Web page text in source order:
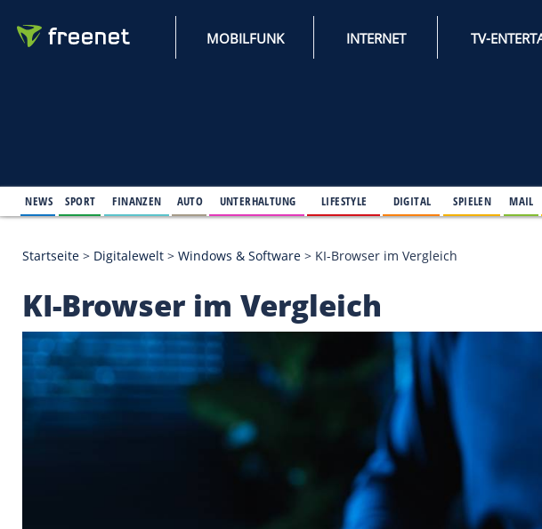
MOBILFUNK INTERNET
Startseite >Digitalewelt >Windows & Software >KI-Browser im Vergleich
KI-Browser im Vergleich